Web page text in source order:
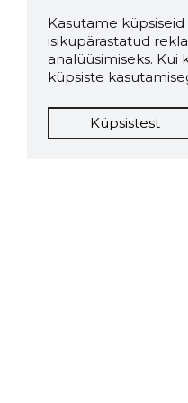
Kasutame
isikupärastatud
analüüsimiseks.
küpsiste
Küpsistest